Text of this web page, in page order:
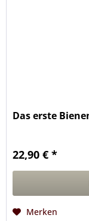
Das erste
22,90 € *
Merken